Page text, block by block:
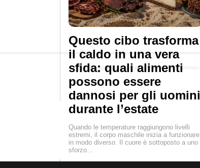
Questo cibo trasforma
il caldo in una vera
sfida: quali alimenti
possono essere
dannosi per gli uomini
durante l’estate
Quando le temperature raggiungono livelli
estremi, il corpo maschile inizia a funzionare
in modo diverso. Il cuore è sottoposto a uno
sforzo…